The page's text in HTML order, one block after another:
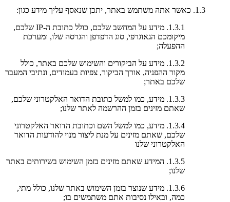
1.3. כאשר אתה משתמש באתר, יתכן שנאסף עליך מידע כגון:
1.3.1. מידע על המחשב שלכם, כולל כתובת ה-IP שלכם,
מיקומכם הגאוגרפי, סוג הדפדפן והגרסה שלו, ומערכת
ההפעלה;
1.3.2. מידע על הביקורים והשימוש שלכם באתר, כולל
מקור ההפניה, אורך הביקור, צפיות בעמודים, ונתיבי המעבר
שלכם באתר;
1.3.3. מידע, כמו למשל כתובת הדואר האלקטרוני שלכם,
שאתם מזינים בזמן ההרשמה לאתר שלנו;
1.3.4. מידע, כמו למשל השם וכתובת הדואר האלקטרוני
שלכם, שאתם מזינים על מנת ליצור מנוי להודעות הדואר
האלקטרוני שלנו
1.3.5. המידע שאתם מזינים בזמן השימוש בשירותים באתר
שלנו;
1.3.6. מידע שנוצר בזמן השימוש באתר שלנו, כולל מתי,
כמה, ובאילו נסיבות אתם משתמשים בו;